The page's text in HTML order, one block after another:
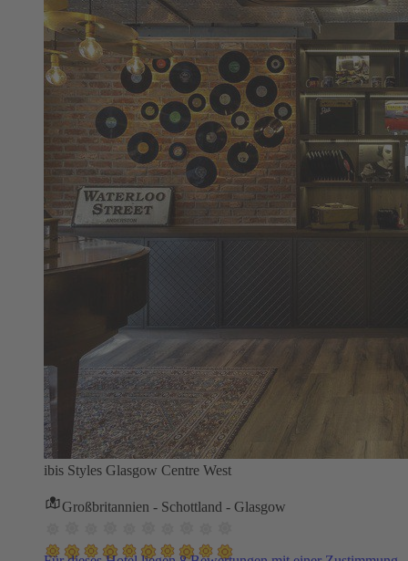
ibis Styles Glasgow Centre West
Großbritannien - Schottland - Glasgow